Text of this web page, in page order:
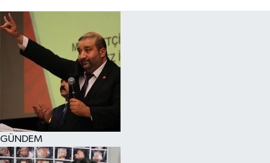
GÜNDEM
Trafik Durumu
Süper Lig Puan Durumu ve Fikstür
Tüm Manşetler
Son Dakika Haberleri
Haber Arşivi